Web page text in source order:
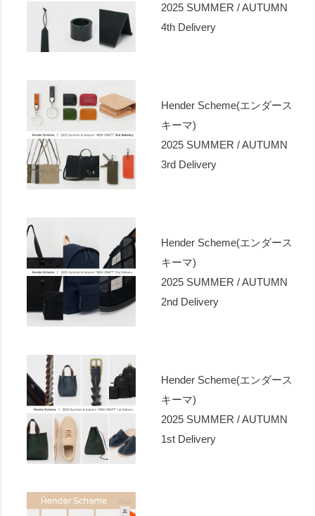
2025 SUMMER / AUTUMN
4th Delivery
Hender Scheme(エンダース
キーマ)
2025 SUMMER / AUTUMN
3rd Delivery
Hender Scheme(エンダース
キーマ)
2025 SUMMER / AUTUMN
2nd Delivery
Hender Scheme(エンダース
キーマ)
2025 SUMMER / AUTUMN
1st Delivery